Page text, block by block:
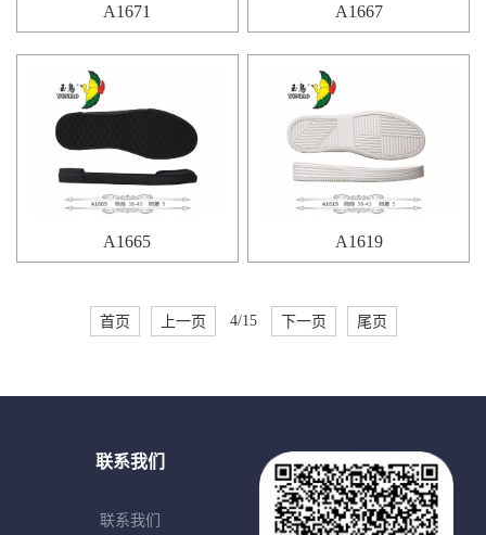
A1671 A1667
A1665 A1619
首页 上一页 4/15 下一页 尾页
联系我们
联系我们